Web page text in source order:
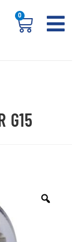
0
G15